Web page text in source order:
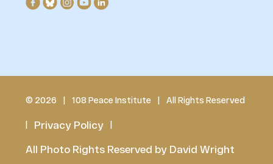
© 2026 | 108 Peace Institute | All Rights Reserved
| Privacy Policy |
All Photo Rights Reserved by David Wright